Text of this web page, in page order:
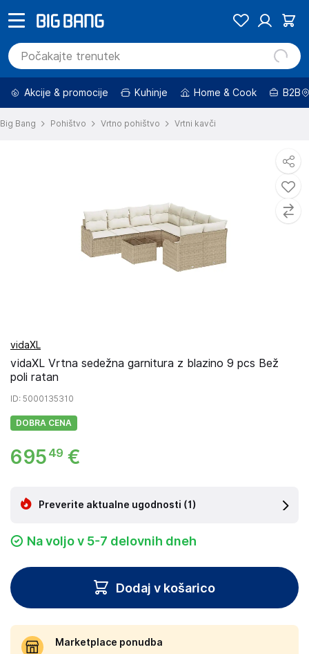
Akcije & promocije Kuhinje Home & Cook B2B
Big Bang Pohištvo Vrtno pohištvo Vrtni kavči
vidaXL
vidaXL Vrtna sedežna garnitura z blazino 9 pcs Bež
poli ratan
ID: 5000135310
DOBRA CENA
695 49 €
Preverite aktualne ugodnosti (1)
Na voljo v 5-7 delovnih dneh
Dodaj v košarico
Marketplace ponudba